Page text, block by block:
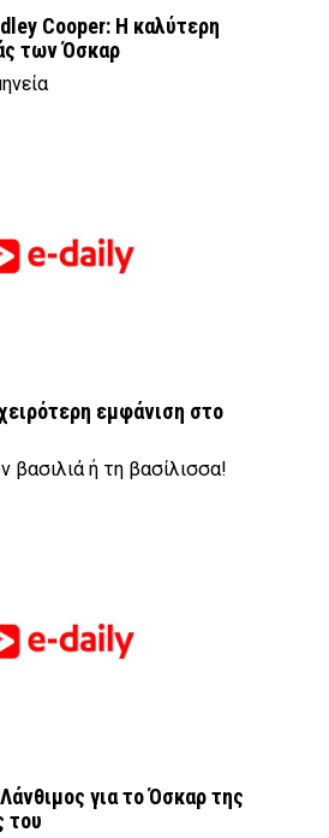
Cooper: Η καλύτερη
των Όσκαρ
εμφάνιση στο
βασιλιά ή τη βασίλισσα!
για το Όσκαρ της
του